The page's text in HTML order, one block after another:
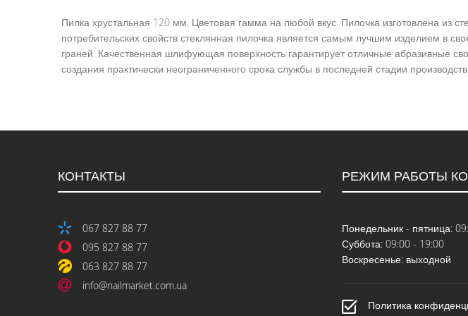
изображений
Пилка хрустальная 120 мм. Цветовая гамма на любой вкус. Пилочка изготовлена из
потребительских свойств стеклянная пилочка является самым лучшим изделием в
граней. Качественная шлифующая поверхность гарантирует отличные абразивные
создания практически неограниченного срока службы в последней стадии
КОНТАКТЫ
067 827 88 77
095 827 88 77
063 827 88 77
info@nailmarket.com.ua
РЕЖИМ РАБОТЫ
Понедельник - пятница:
Суббота: 09:00 - 19:00
Воскресенье: выходной
Политика